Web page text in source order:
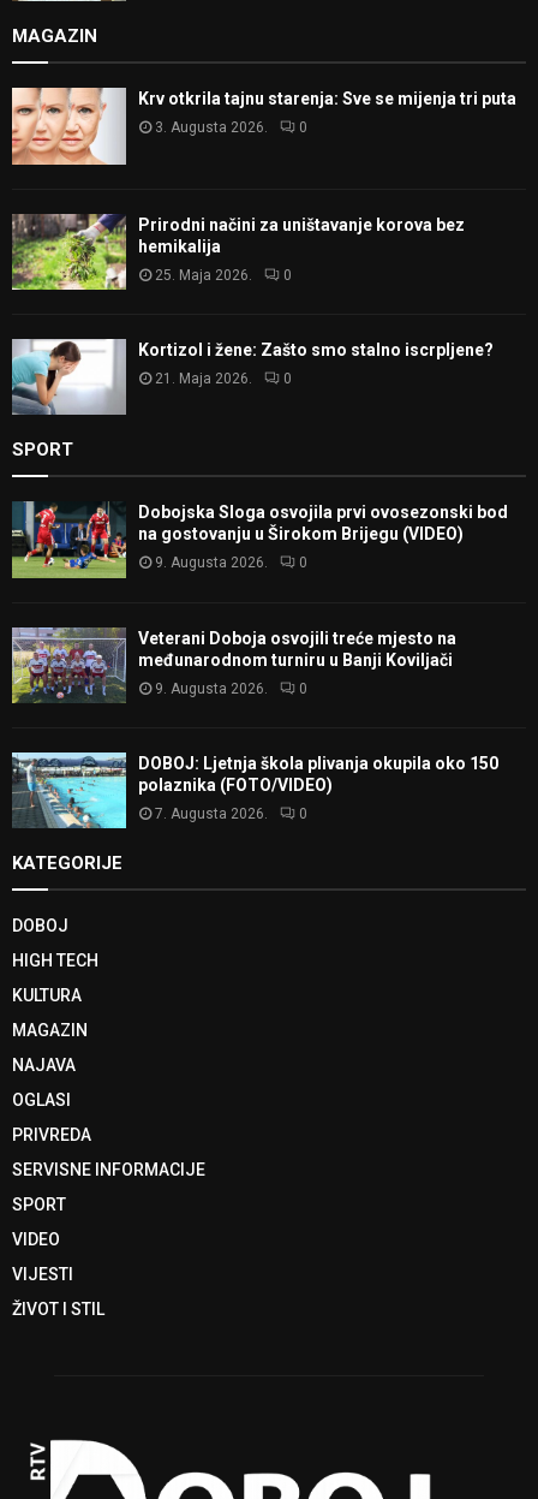
MAGAZIN
Krv otkrila tajnu starenja: Sve se mijenja tri puta
3. Augusta 2026. 0
Prirodni načini za uništavanje korova bez
hemikalija
25. Maja 2026. 0
Kortizol i žene: Zašto smo stalno iscrpljene?
21. Maja 2026. 0
SPORT
Dobojska Sloga osvojila prvi ovosezonski bod
na gostovanju u Širokom Brijegu (VIDEO)
9. Augusta 2026. 0
Veterani Doboja osvojili treće mjesto na
međunarodnom turniru u Banji Koviljači
9. Augusta 2026. 0
DOBOJ: Ljetnja škola plivanja okupila oko 150
polaznika (FOTO/VIDEO)
7. Augusta 2026. 0
KATEGORIJE
DOBOJ
HIGH TECH
KULTURA
MAGAZIN
NAJAVA
OGLASI
PRIVREDA
SERVISNE INFORMACIJE
SPORT
VIDEO
VIJESTI
ŽIVOT I STIL